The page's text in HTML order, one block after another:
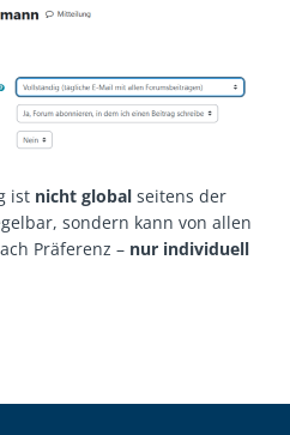
ist nicht global seitens der
sondern kann von allen
Präferenz – nur individuell